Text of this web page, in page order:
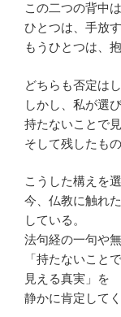
この二つの背中
ひとつは、手放
もうひとつは、
どちらも否定はし
しかし、私が選
持たないことで見
そして残したも
こうした構えを
今、仏教に触れ
している。
法句経の一句や
「持たないこと
見える真実」を
静かに肯定してく